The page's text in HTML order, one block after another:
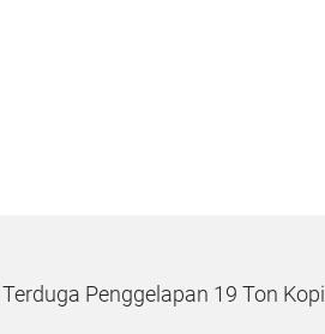
Penggelapan 19 Ton Kopi